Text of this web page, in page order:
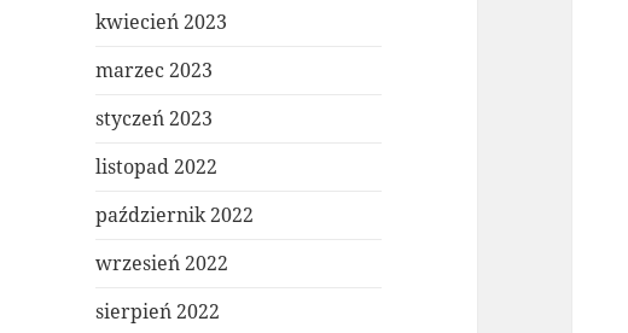
kwiecień 2023
marzec 2023
styczeń 2023
listopad 2022
październik 2022
wrzesień 2022
sierpień 2022